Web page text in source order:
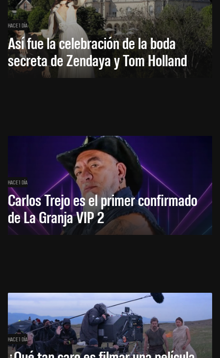
HACE 1 DÍA
Así fue la celebración de la boda
secreta de Zendaya y Tom Holland
HACE 1 DÍA
Carlos Trejo es el primer confirmado
de La Granja VIP 2
HACE 1 DÍA